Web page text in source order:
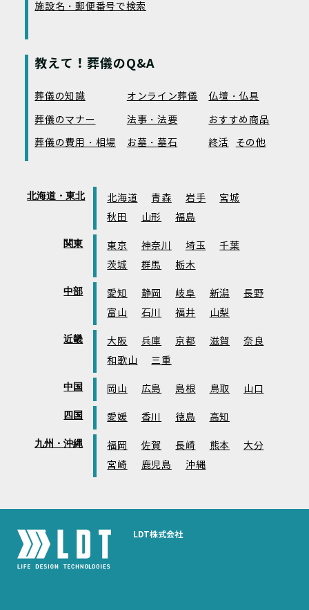
施設名・郵便番号で検索
教えて！葬儀のQ&A
葬儀の知識 オンライン葬儀
仏壇・仏具
葬儀のマナー
法事・法要
おすすめ商品
葬儀の費用・相場
お墓・墓石 終活 その他
北海道・東北 北海道 青森 岩手
宮城
秋田
山形 福島
関東 東京 神奈川 埼玉
千葉
茨城
群馬 栃木
中部 愛知 静岡 岐阜 新潟
長野
富山
石川 福井 山梨
近畿 大阪 兵庫 京都 滋賀
奈良
和歌山
三重
中国 岡山 広島 島根 鳥取 山口
四国 愛媛 香川 徳島 高知
九州・沖縄 福岡 佐賀 長崎 熊本
大分
宮崎
鹿児島 沖縄
LDT株式会社